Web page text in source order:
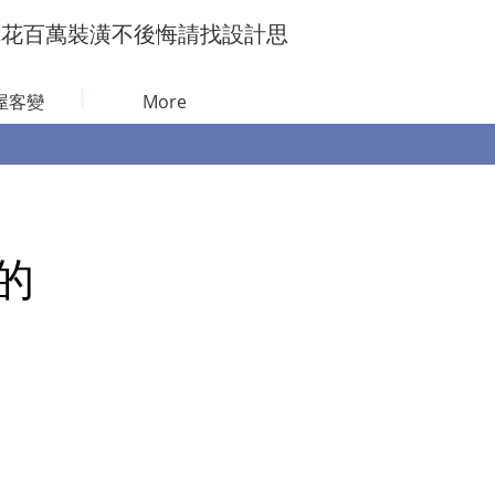
百萬裝潢不後悔請找設計思
客變 More